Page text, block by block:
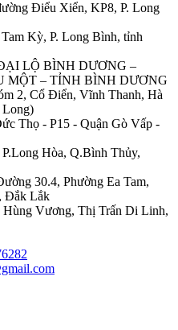
Điểu Xiển, KP8, P. Long
Kỳ, P. Long Bình, tỉnh
LỘ BÌNH DƯƠNG –
MỘT – TỈNH BÌNH DƯƠNG
2, Cổ Điển, Vĩnh Thanh, Hà
Long)
Thọ - P15 - Quận Gò Vấp -
Hòa, Q.Bình Thủy,
30.4, Phường Ea Tam,
Đắk Lắk
Vương, Thị Trấn Di Linh,